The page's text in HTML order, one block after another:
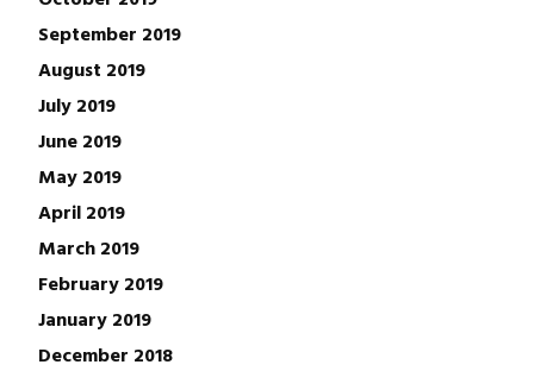
September 2019
August 2019
July 2019
June 2019
May 2019
April 2019
March 2019
February 2019
January 2019
December 2018